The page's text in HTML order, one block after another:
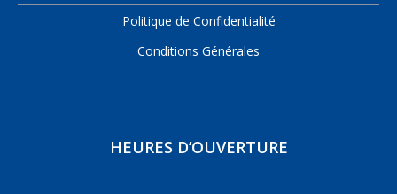
Politique de Confidentialité
Conditions Générales
HEURES D’OUVERTURE